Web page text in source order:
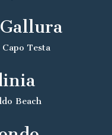
Testa
Beach